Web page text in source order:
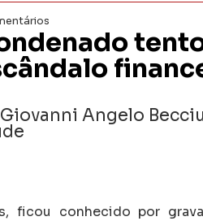
Angelo
ficou conhecido por